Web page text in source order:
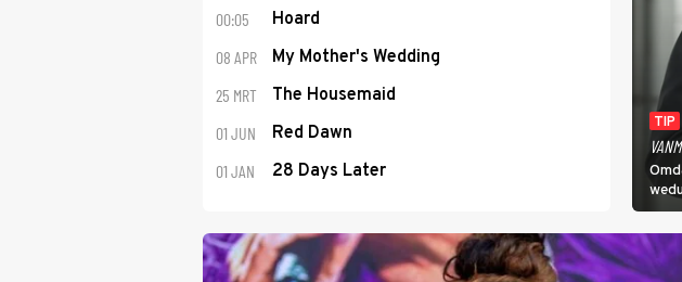
00:05 Hoard
08 APR My Mother's Wedding
25 MRT The Housemaid
01 JUN Red Dawn
01 JAN 28 Days Later
TIP